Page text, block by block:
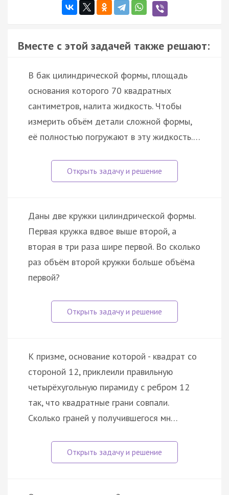
Вместе с этой задачей также решают:
В бак цилиндрической формы, площадь
основания которого 70 квадратных
сантиметров, налита жидкость. Чтобы
измерить объём детали сложной формы,
её полностью погружают в эту жидкость.…
Даны две кружки цилиндрической формы.
Первая кружка вдвое выше второй, а
вторая в три раза шире первой. Во сколько
раз объём второй кружки больше объёма
первой?
К призме, основание которой - квадрат со
стороной 12, приклеили правильную
четырёхугольную пирамиду с ребром 12
так, что квадратные грани совпали.
Сколько граней у получившегося мн…